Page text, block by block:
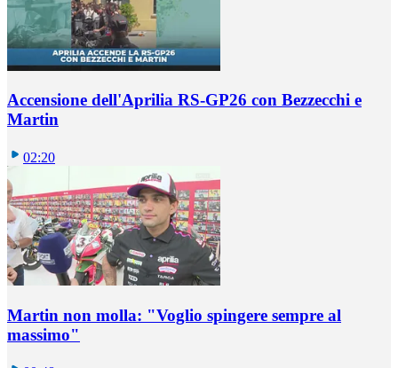
Accensione dell'Aprilia RS-GP26 con Bezzecchi e
Martin
02:20
Martin non molla: "Voglio spingere sempre al
massimo"